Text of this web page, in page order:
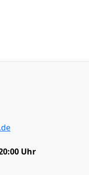
Uhr